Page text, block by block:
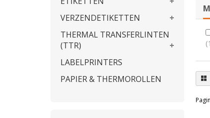
VERZENDETIKETTEN
THERMAL TRANSFERLINTEN
(TTR)
LABELPRINTERS
PAPIER & THERMOROLLEN